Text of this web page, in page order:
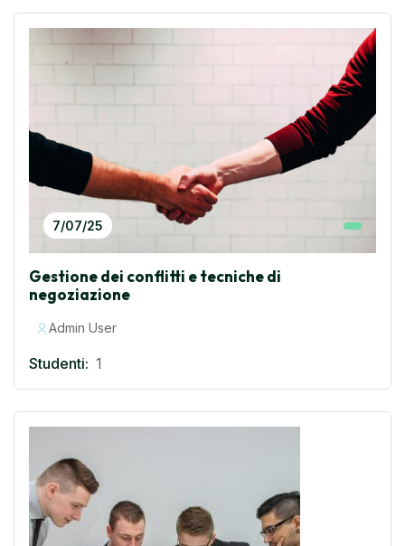
7/07/25
Gestione dei conflitti e tecniche di
negoziazione
Admin User
Studenti: 1